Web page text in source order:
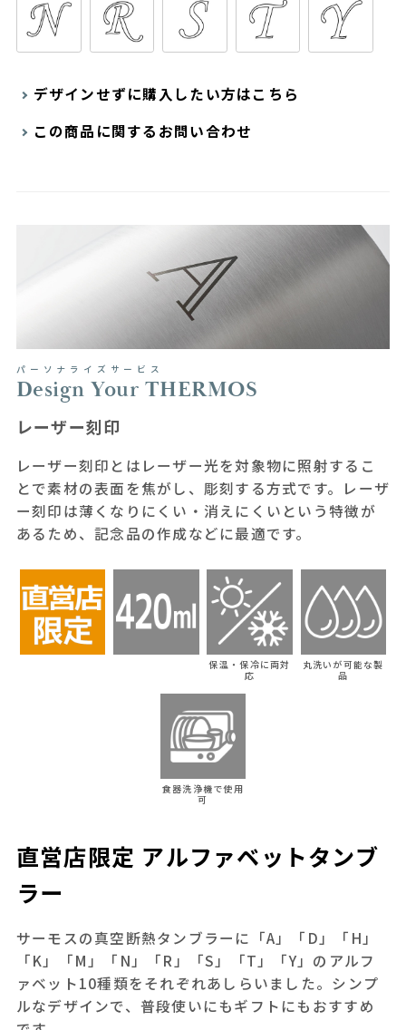
デザインせずに購入したい方はこちら
この商品に関するお問い合わせ
パーソナライズサービス
Design Your THERMOS
レーザー刻印
レーザー刻印とはレーザー光を対象物に照射するこ
とで素材の表面を焦がし、彫刻する方式です。レーザ
ー刻印は薄くなりにくい・消えにくいという特徴が
あるため、記念品の作成などに最適です。
保温・保冷に両対
応
丸洗いが可能な製
品
食器洗浄機で使用
可
直営店限定 アルファベットタンブ
ラー
サーモスの真空断熱タンブラーに「A」「D」「H」
「K」「M」「N」「R」「S」「T」「Y」のアルフ
ァベット10種類をそれぞれあしらいました。シンプ
ルなデザインで、普段使いにもギフトにもおすすめ